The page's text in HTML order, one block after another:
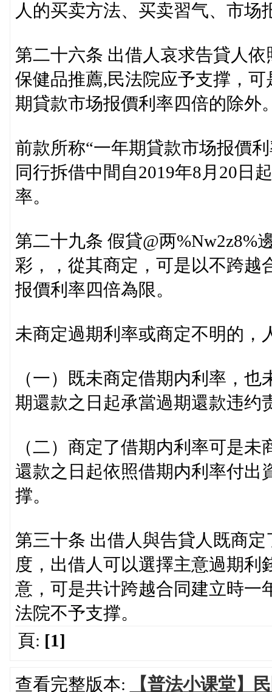
人的买卖方法、买卖習气、市场
第二十六条 出借人哀求告貸人
保健品推薦,民法院应予支撑，
期貸款市场报價利率四倍的除外
前款所称“一年期貸款市场报價
同行拆借中間自2019年8月20日
率。
第二十九条 假貸@两%Nw2z8%
彩，，從其商定，可是以不跨越
报價利率四倍為限。
未商定過期利率或商定不明的，
（一）既未商定借期内利率，
期還款之日起承當過期還款违约
（二）商定了借期内利率可是
還款之日起依照借期内利率付出
撑。
第三十条 出借人與告貸人既商
度，出借人可以選擇主意過期利
意，可是共计跨越合同建立時一
法院不予支撑。
頁: [1]
查看完整版本: 【普法小课堂】